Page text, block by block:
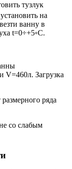
тузлук
на
ванну в
t=0÷+5◦С.
V=460л. Загрузка
ряда
со слабым